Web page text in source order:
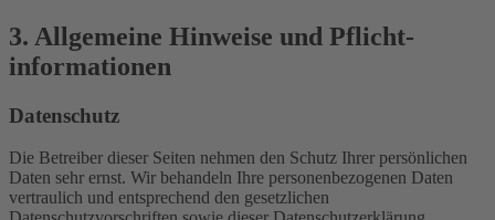
3. Allgemeine Hinweise und Pflicht­
informationen
Datenschutz
Die Betreiber dieser Seiten nehmen den Schutz Ihrer persönlichen
Daten sehr ernst. Wir behandeln Ihre personenbezogenen Daten
vertraulich und entsprechend den gesetzlichen